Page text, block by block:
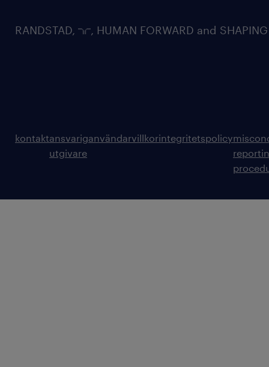
RANDSTAD, , HUMAN FORWARD and
kontaktansvarig
utgivare
användarvillkorintegritetspolicy